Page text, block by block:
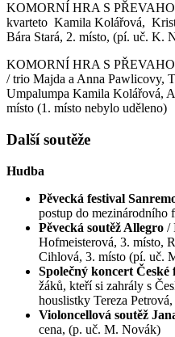
KOMORNÍ HRA S
kvarteto Kamila Kolářová,
Bára Stará, 2. místo, (pí. uč. K.
KOMORNÍ HRA S
/ trio Majda a Anna Pawlicovy,
Umpalumpa Kamila Kolářová,
místo (1. místo nebylo uděleno)
Další soutěže
Hudba
Pěvecká festival
postup do
Pěvecká soutěž Allegro /
Hofmeisterová, 3. místo,
Cihlová, 3. místo (pí. uč.
Společný koncert
žáků, kteří si zahrály s
houslistky Tereza
Violoncellová soutěž
cena, (p. uč. M. Novák)